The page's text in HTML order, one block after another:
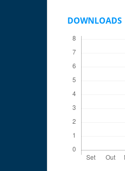
DOWNLOADS